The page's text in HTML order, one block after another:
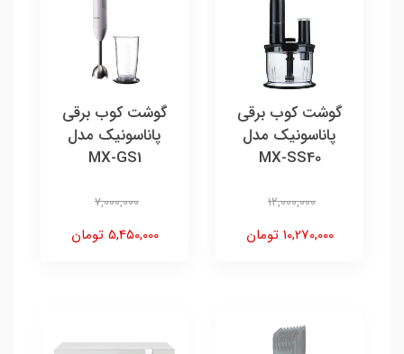
گوشت کوب برقی
پاناسونیک مدل
MX-SS40
12,000,000
10,270,000 تومان
گوشت کوب برقی
پاناسونیک مدل
MX-GS1
7,000,000
5,450,000 تومان